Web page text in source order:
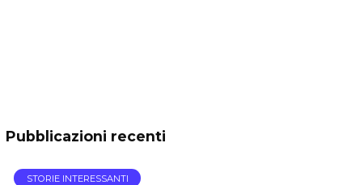
Pubblicazioni recenti
STORIE INTERESSANTI